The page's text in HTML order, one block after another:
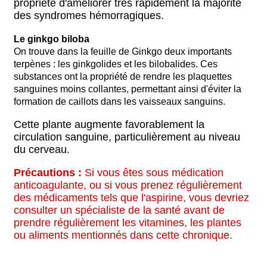
propriété d'améliorer très rapidement la majorité
des syndromes hémorragiques.
Le ginkgo biloba
On trouve dans la feuille de Ginkgo deux importants
terpènes : les ginkgolides et les bilobalides. Ces
substances ont la propriété de rendre les plaquettes
sanguines moins collantes, permettant ainsi d'éviter la
formation de caillots dans les vaisseaux sanguins.
Cette plante augmente favorablement la
circulation sanguine, particulièrement au niveau
du cerveau.
Précautions : Si vous êtes sous médication
anticoagulante, ou si vous prenez régulièrement
des médicaments tels que l'aspirine, vous devriez
consulter un spécialiste de la santé avant de
prendre régulièrement les vitamines, les plantes
ou aliments mentionnés dans cette chronique.